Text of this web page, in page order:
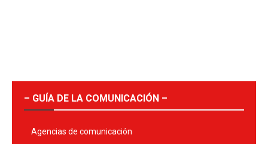
– GUÍA DE LA COMUNICACIÓN –
Agencias de comunicación